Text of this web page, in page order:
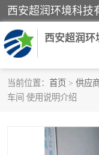
西安超润环
当前位置： 首页 > 供应
车间 使用说明介绍
洁净手术室
粉尘废气净化